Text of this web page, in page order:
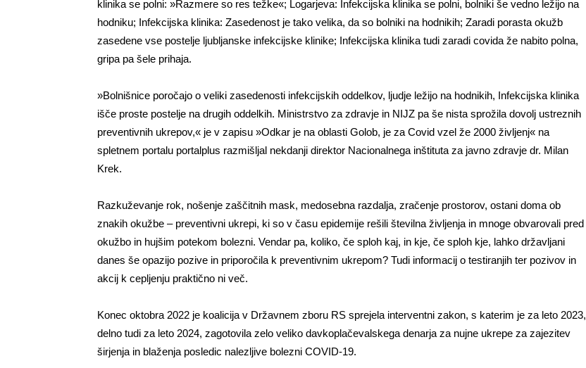
klinika se polni: »Razmere so res težke«; Logarjeva: Infekcijska klinika se polni, bolniki še vedno ležijo na
hodniku; Infekcijska klinika: Zasedenost je tako velika, da so bolniki na hodnikih; Zaradi porasta okužb
zasedene vse postelje ljubljanske infekcijske klinike; Infekcijska klinika tudi zaradi covida že nabito polna,
gripa pa šele prihaja.
»Bolnišnice poročajo o veliki zasedenosti infekcijskih oddelkov, ljudje ležijo na hodnikih, Infekcijska klinika
išče proste postelje na drugih oddelkih. Ministrstvo za zdravje in NIJZ pa še nista sprožila dovolj ustreznih
preventivnih ukrepov,« je v zapisu »Odkar je na oblasti Golob, je za Covid vzel že 2000 življenj« na
spletnem portalu portalplus razmišljal nekdanji direktor Nacionalnega inštituta za javno zdravje dr. Milan
Krek.
Razkuževanje rok, nošenje zaščitnih mask, medosebna razdalja, zračenje prostorov, ostani doma ob
znakih okužbe – preventivni ukrepi, ki so v času epidemije rešili številna življenja in mnoge obvarovali pred
okužbo in hujšim potekom bolezni. Vendar pa, koliko, če sploh kaj, in kje, če sploh kje, lahko državljani
danes še opazijo pozive in priporočila k preventivnim ukrepom? Tudi informacij o testiranjih ter pozivov in
akcij k cepljenju praktično ni več.
Konec oktobra 2022 je koalicija v Državnem zboru RS sprejela interventni zakon, s katerim je za leto 2023,
delno tudi za leto 2024, zagotovila zelo veliko davkoplačevalskega denarja za nujne ukrepe za zajezitev
širjenja in blaženja posledic nalezljive bolezni COVID-19.